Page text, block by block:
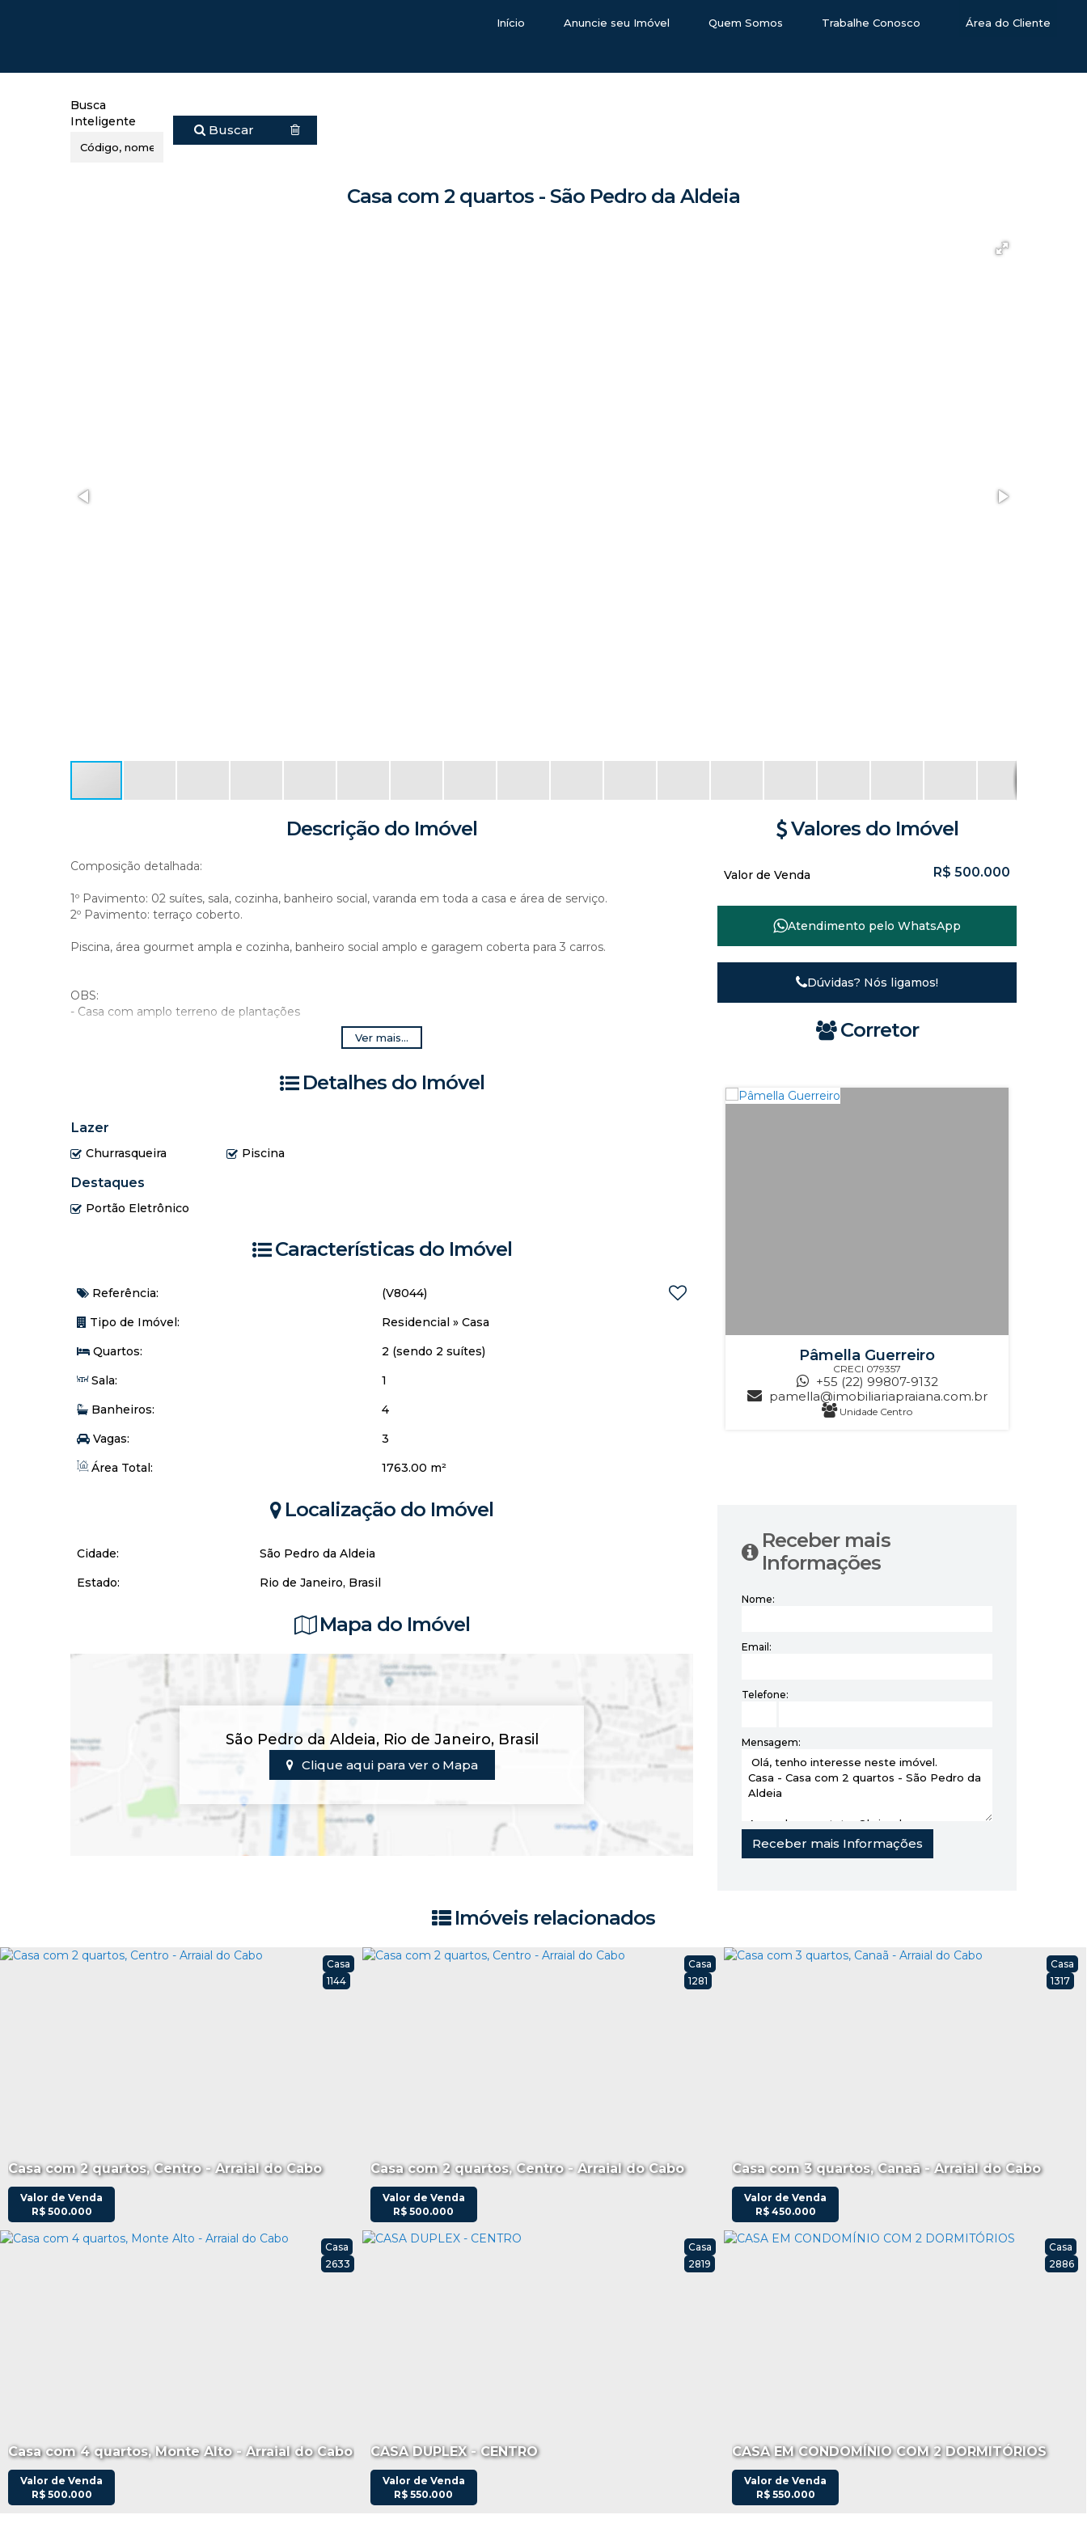
Anuncie seu Imóvel Quem Somos Trabalhe Conosco Área do Cliente
Início
Busca
Inteligente
Buscar
Casa com 2 quartos - São Pedro da Aldeia
Descrição do Imóvel
Composição detalhada:
1º Pavimento: 02 suítes, sala, cozinha, banheiro social, varanda em toda a casa e área de serviço.
2º Pavimento: terraço coberto.
Piscina, área gourmet ampla e cozinha, banheiro social amplo e garagem coberta para 3 carros.
OBS:
- Casa com amplo terreno de plantações
- Ponto de ônibus em frente ao imóvel
Ver mais...
Detalhes do Imóvel
Lazer
Churrasqueira Piscina
Destaques
Portão Eletrônico
Características do Imóvel
Referência:
(V8044)
Tipo de Imóvel:
Residencial » Casa
Quartos:
2 (sendo 2 suítes)
Sala:
1
Banheiros:
4
Vagas:
3
Área Total:
1763.00 m²
Localização do Imóvel
Cidade:
São Pedro da Aldeia
Estado:
Rio de Janeiro, Brasil
Mapa do Imóvel
São Pedro da Aldeia, Rio de Janeiro, Brasil
Clique aqui para ver o Mapa
Valores do Imóvel
R$ 500.000
Valor de Venda
Atendimento pelo WhatsApp
Dúvidas? Nós ligamos!
Corretor
Pâmella Guerreiro
CRECI 079357
+55 (22) 99807-9132
pamella@imobiliariapraiana.com.br
Unidade Centro
Receber mais
Informações
Nome:
Email:
Telefone:
Mensagem:
Imóveis relacionados
Casa com 2 quartos, Centro - Arraial do Cabo
1144
Casa
R$500.000
Valor de Venda
Casa com 2 quartos, Centro - Arraial do Cabo
1281
Casa
R$ 500.000
Valor de Venda
Casa com 3 quartos, Canaã - Arraial do Cabo
1317
Casa
R$450.000
Valor de Venda
Casa com 4 quartos, Monte Alto - Arraial do Cabo
2633
Casa
R$500.000
Valor de Venda
CASA DUPLEX - CENTRO
2819
Casa
R$ 550.000
Valor de Venda
CASA EM CONDOMÍNIO COM 2 DORMITÓRIOS
2886
Casa
R$550.000
Valor de Venda